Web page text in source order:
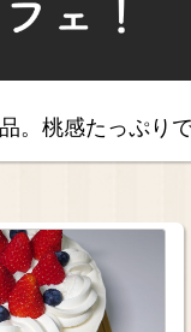
。桃感たっぷり